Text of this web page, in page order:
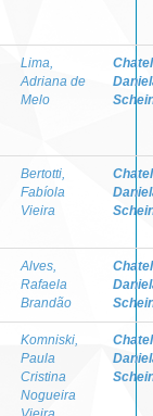
Lima,
Adriana de
Melo
Bertotti,
Fabíola
Vieira
Alves,
Rafaela
Brandão
Komniski,
Paula
Cristina
Nogueira